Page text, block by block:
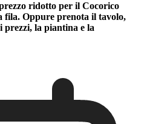
ridotto per il Cocorico
fila. Oppure prenota il tavolo,
prezzi, la piantina e la